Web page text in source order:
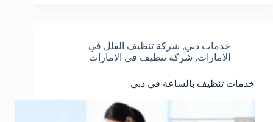
خدمات دبي, شركة تنظيف الفلل في
الامارات, شركة تنظيف في الامارات
خدمات تنظيف بالساعة في دبي